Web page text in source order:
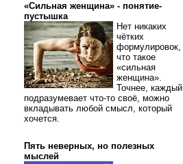
«Сильная женщина» - понятие-
пустышка
Нет никаких
чётких
формулировок,
что такое
«сильная
женщина».
Точнее, каждый
подразумевает что-то своё, можно
вкладывать любой смысл, который
хочется.
Пять неверных, но полезных
мыслей